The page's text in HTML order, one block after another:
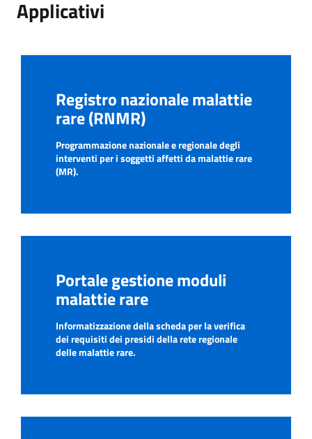
Applicativi
Registro nazionale malattie
rare (RNMR)
Programmazione nazionale e regionale degli
interventi per i soggetti affetti da malattie rare
(MR).
Portale gestione moduli
malattie rare
Informatizzazione della scheda per la verifica
dei requisiti dei presidi della rete regionale
delle malattie rare.